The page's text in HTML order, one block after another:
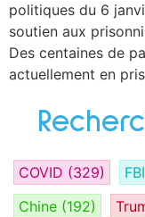
politiques du 6
soutien aux
Des centaines de
actuellement en
COVID (329) FBI
Chine (192)